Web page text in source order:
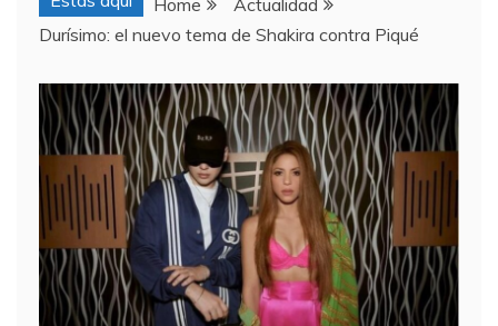
Home
Actualidad
Durísimo: el nuevo tema de Shakira contra Piqué